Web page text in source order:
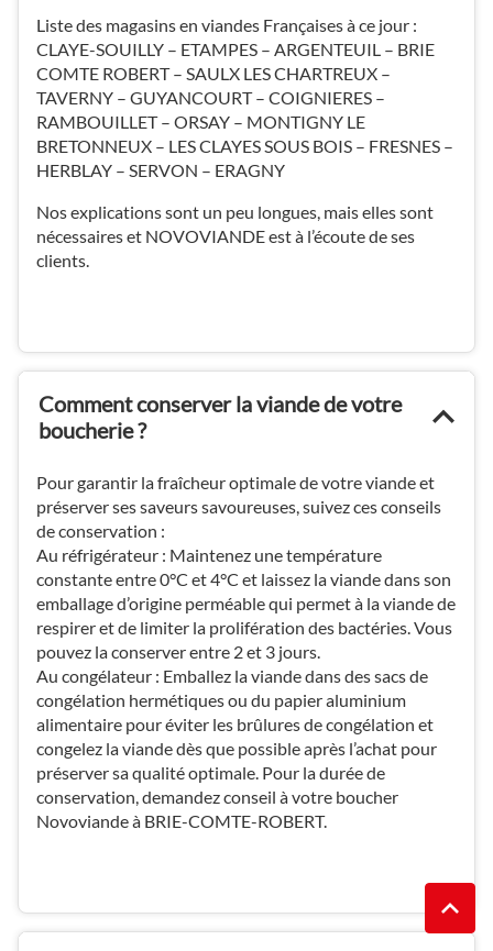
Liste des magasins en viandes Françaises à ce jour :
CLAYE-SOUILLY – ETAMPES – ARGENTEUIL – BRIE
COMTE ROBERT – SAULX LES CHARTREUX –
TAVERNY – GUYANCOURT – COIGNIERES –
RAMBOUILLET – ORSAY – MONTIGNY LE
BRETONNEUX – LES CLAYES SOUS BOIS – FRESNES –
HERBLAY – SERVON – ERAGNY
Nos explications sont un peu longues, mais elles sont
nécessaires et NOVOVIANDE est à l’écoute de ses
clients.
Comment conserver la viande de votre
boucherie ?
Pour garantir la fraîcheur optimale de votre viande et
préserver ses saveurs savoureuses, suivez ces conseils
de conservation :
Au réfrigérateur : Maintenez une température
constante entre 0°C et 4°C et laissez la viande dans son
emballage d’origine perméable qui permet à la viande de
respirer et de limiter la prolifération des bactéries. Vous
pouvez la conserver entre 2 et 3 jours.
Au congélateur : Emballez la viande dans des sacs de
congélation hermétiques ou du papier aluminium
alimentaire pour éviter les brûlures de congélation et
congelez la viande dès que possible après l’achat pour
préserver sa qualité optimale. Pour la durée de
conservation, demandez conseil à votre boucher
Novoviande à BRIE-COMTE-ROBERT.
EN